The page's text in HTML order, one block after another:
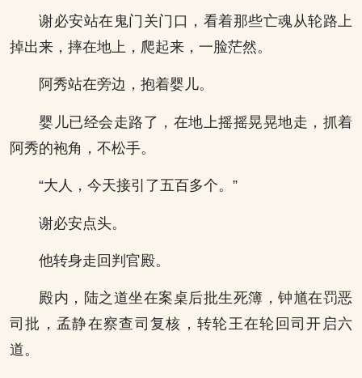
谢必安站在鬼门关门口，看着那些亡魂从轮路上
掉出来，摔在地上，爬起来，一脸茫然。
阿秀站在旁边，抱着婴儿。
婴儿已经会走路了，在地上摇摇晃晃地走，抓着
阿秀的袍角，不松手。
“大人，今天接引了五百多个。”
谢必安点头。
他转身走回判官殿。
殿内，陆之道坐在案桌后批生死簿，钟馗在罚恶
司批，孟静在察查司复核，转轮王在轮回司开启六
道。